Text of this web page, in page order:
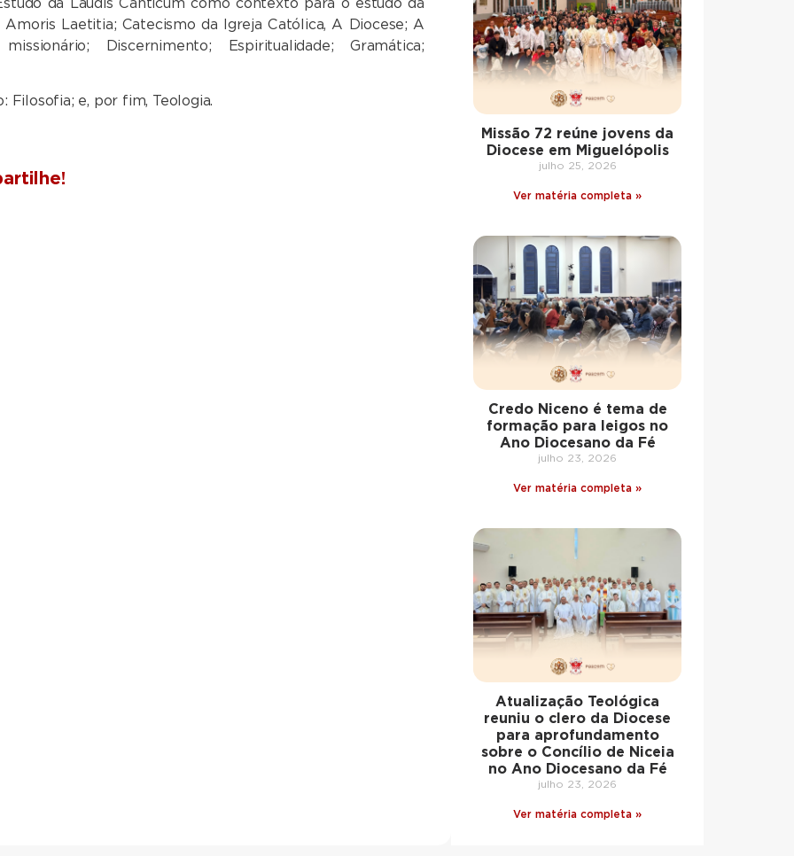
Laetitia; Catecismo da Igreja Católica, A Diocese; A
Discernimento; Espiritualidade; Gramática;
Filosofia; e, por fim, Teologia.
Missão 72 reúne jovens da
Diocese em Miguelópolis
julho 25, 2026
Ver matéria completa »
Credo Niceno é tema de
formação para leigos no
Ano Diocesano da Fé
julho 23, 2026
Ver matéria completa »
Atualização Teológica
reuniu o clero da Diocese
para aprofundamento
sobre o Concílio de Niceia
no Ano Diocesano da Fé
julho 23, 2026
Ver matéria completa »